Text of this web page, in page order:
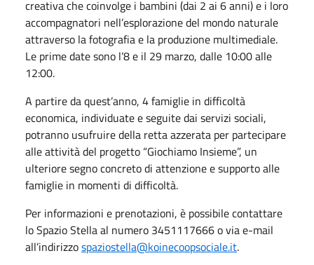
creativa che coinvolge i bambini (dai 2 ai 6 anni) e i loro
accompagnatori nell’esplorazione del mondo naturale
attraverso la fotografia e la produzione multimediale.
Le prime date sono l’8 e il 29 marzo, dalle 10:00 alle
12:00.
A partire da quest’anno, 4 famiglie in difficoltà
economica, individuate e seguite dai servizi sociali,
potranno usufruire della retta azzerata per partecipare
alle attività del progetto “Giochiamo Insieme”, un
ulteriore segno concreto di attenzione e supporto alle
famiglie in momenti di difficoltà.
Per informazioni e prenotazioni, è possibile contattare
lo Spazio Stella al numero 3451117666 o via e-mail
all’indirizzospaziostella@koinecoopsociale.it.